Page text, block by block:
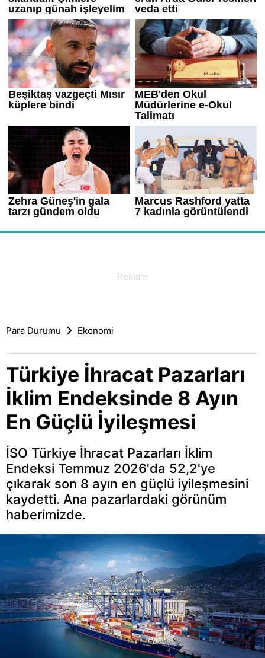
Para Durumu Ekonomi
Türkiye İhracat Pazarları
İklim Endeksinde 8 Ayın
En Güçlü İyileşmesi
İSO Türkiye İhracat Pazarları İklim
Endeksi Temmuz 2026'da 52,2'ye
çıkarak son 8 ayın en güçlü iyileşmesini
kaydetti. Ana pazarlardaki görünüm
haberimizde.